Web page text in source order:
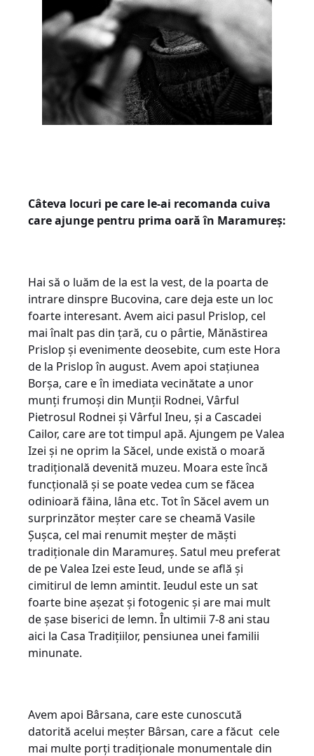
Câteva locuri pe care le-ai recomanda cuiva
care ajunge pentru prima oară în Maramureș:
Hai să o luăm de la est la vest, de la poarta de
intrare dinspre Bucovina, care deja este un loc
foarte interesant. Avem aici pasul Prislop, cel
mai înalt pas din țară, cu o pârtie, Mănăstirea
Prislop și evenimente deosebite, cum este Hora
de la Prislop în august. Avem apoi stațiunea
Borșa, care e în imediata vecinătate a unor
munți frumoși din Munții Rodnei, Vârful
Pietrosul Rodnei și Vârful Ineu, și a Cascadei
Cailor, care are tot timpul apă. Ajungem pe Valea
Izei și ne oprim la Săcel, unde există o moară
tradițională devenită muzeu. Moara este încă
funcțională și se poate vedea cum se făcea
odinioară făina, lâna etc. Tot în Săcel avem un
surprinzător meșter care se cheamă Vasile
Șușca, cel mai renumit meșter de măști
tradiționale din Maramureș. Satul meu preferat
de pe Valea Izei este Ieud, unde se află și
cimitirul de lemn amintit. Ieudul este un sat
foarte bine așezat și fotogenic și are mai mult
de șase biserici de lemn. În ultimii 7-8 ani stau
aici la Casa Tradițiilor, pensiunea unei familii
minunate.
Avem apoi Bârsana, care este cunoscută
datorită acelui meșter Bârsan, care a făcut cele
mai multe porți tradiționale monumentale din